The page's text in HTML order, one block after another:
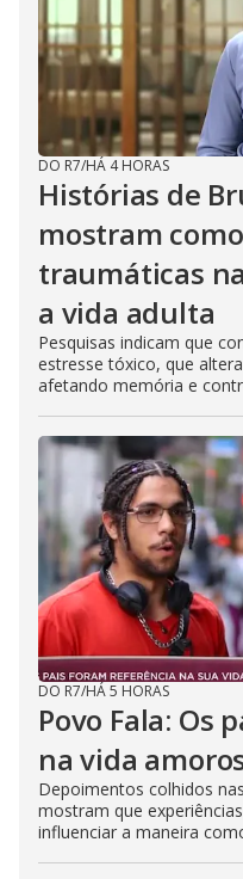
DO R7/HÁ 4 HORAS
Histórias de
mostram
traumáticas
a vida adulta
Pesquisas indicam que
estresse tóxico, que
afetando memória e
DO R7/HÁ 5 HORAS
Povo Fala: Os
na vida
Depoimentos colhidos
mostram que
influenciar a maneira